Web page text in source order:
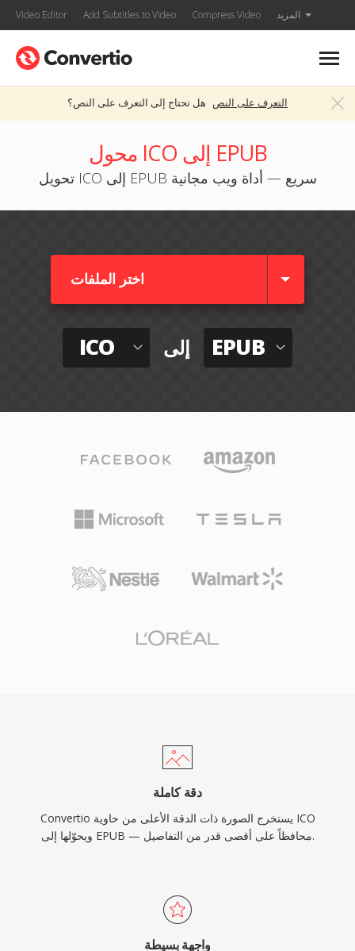
Video Editor Add Subtitles to Video Compress Video المزيد
هل تحتاج إلى التعرف على النص؟ التعرف على النص
محول ICO إلى EPUB
تحويل ICO إلى EPUB سريع — أداة ويب مجانية
اختر الملفات
ICO إلى EPUB
دقة كاملة
Convertio يستخرج الصورة ذات الدقة الأعلى من حاوية ICO
ويحوّلها إلى EPUB — محافظاً على أقصى قدر من التفاصيل.
واجهة بسيطة